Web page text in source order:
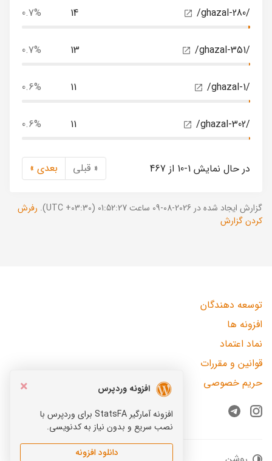
/ghazal-280/
14
0.7%
/ghazal-351/
13
0.7%
/ghazal-1/
11
0.6%
/ghazal-302/
11
0.6%
در حال نمایش 1-10 از 467 « قبلی بعدی »
گزارش ایجاد شده در 2026-08-09 ساعت 01:52:27 (UTC +03:30).
رفرش
کردن گزارش
×
افزونه وردپرس
افزونه آمارگیر StatsFA برای وردپرس با
نصب سریع و بدون نیاز به کدنویسی.
دانلود افزونه
توسعه دهندگان
افزونه ها
نماد اعتماد
قوانین و مقررات
حریم خصوصی
Instagram
Telegram